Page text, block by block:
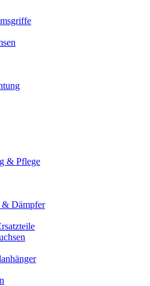
& Pflege
& Dämpfer